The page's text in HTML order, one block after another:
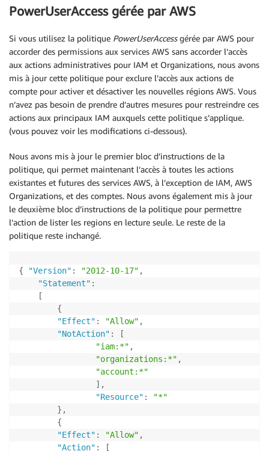
PowerUserAccess gérée par AWS
Si vous utilisez la politique PowerUserAccessgérée par AWS pour
accorder des permissions aux services AWS sans accorder l’accès
aux actions administratives pour IAM et Organizations, nous avons
mis à jour cette politique pour exclure l’accès aux actions de
compte pour activer et désactiver les nouvelles régions AWS. Vous
n’avez pas besoin de prendre d’autres mesures pour restreindre ces
actions aux principaux IAM auxquels cette politique s’applique.
(vous pouvez voir les modifications ci-dessous).
Nous avons mis à jour le premier bloc d’instructions de la
politique, qui permet maintenant l’accès à toutes les actions
existantes et futures des services AWS, à l’exception de IAM, AWS
Organizations, et des comptes. Nous avons également mis à jour
le deuxième bloc d’instructions de la politique pour permettre
l’action de lister les regions en lecture seule. Le reste de la
politique reste inchangé.
{ "Version" : "2012-10-17" ,
"Statement" :
[
{
"Effect" : "Allow" ,
"NotAction" :
[
"iam:*" ,
"organizations:*" ,
"account:*"
] ,
"Resource" :
"*"
} ,
{
"Effect" : "Allow" ,
"Action" : [